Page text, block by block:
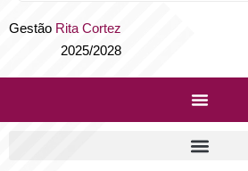
Gestão Rita Cortez
2025/2028